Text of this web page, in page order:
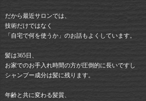
だから最近サロンでは、
技術だけではなく
「自宅で何を使うか」のお話もよくしています。
髪は365日、
お家でのお手入れ時間の方が圧倒的に長いですし
シャンプー成分は髪に残ります。
年齢と共に変わる髪質、